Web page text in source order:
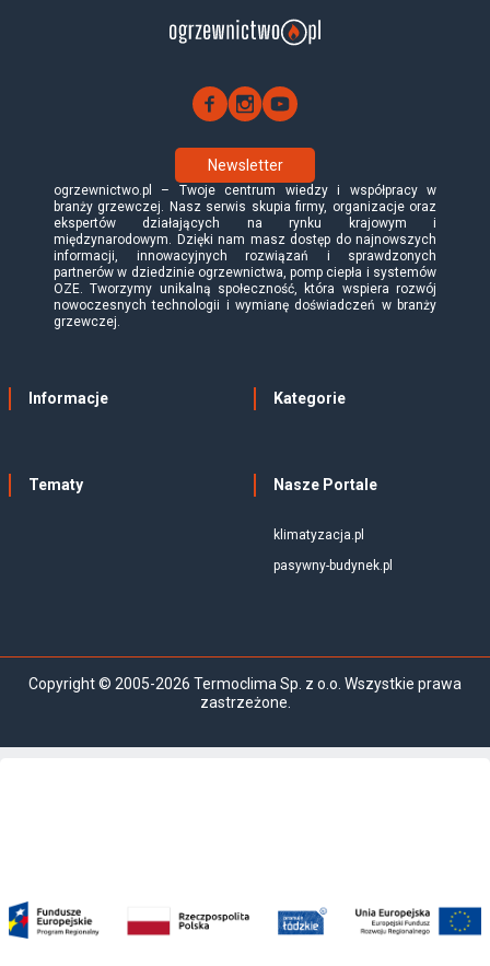
Newsletter
ogrzewnictwo.pl – Twoje centrum wiedzy i współpracy w
branży grzewczej. Nasz serwis skupia firmy, organizacje oraz
ekspertów działających na rynku krajowym i
międzynarodowym. Dzięki nam masz dostęp do najnowszych
informacji, innowacyjnych rozwiązań i sprawdzonych
partnerów w dziedzinie ogrzewnictwa, pomp ciepła i systemów
OZE. Tworzymy unikalną społeczność, która wspiera rozwój
nowoczesnych technologii i wymianę doświadczeń w branży
grzewczej.
Informacje Kategorie
Tematy Nasze Portale
klimatyzacja.pl
pasywny-budynek.pl
Copyright © 2005-2026 Termoclima Sp. z o.o. Wszystkie prawa
zastrzeżone.